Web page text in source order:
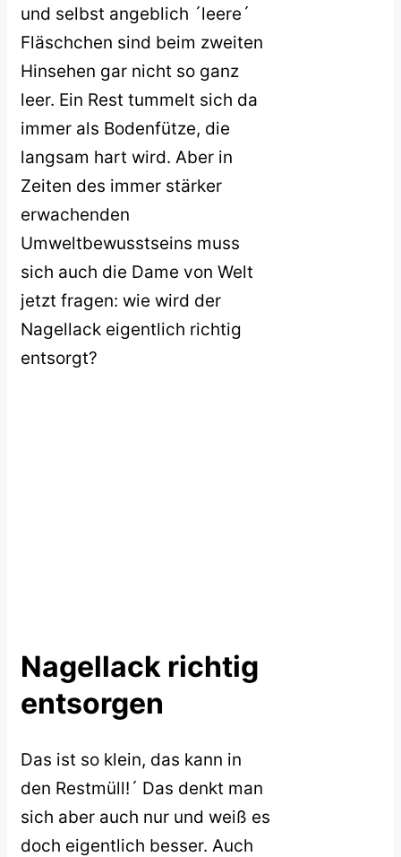
und selbst angeblich ´leere´
Fläschchen sind beim zweiten
Hinsehen gar nicht so ganz
leer. Ein Rest tummelt sich da
immer als Bodenfütze, die
langsam hart wird. Aber in
Zeiten des immer stärker
erwachenden
Umweltbewusstseins muss
sich auch die Dame von Welt
jetzt fragen: wie wird der
Nagellack eigentlich richtig
entsorgt?
Nagellack richtig
entsorgen
Das ist so klein, das kann in
den Restmüll!´ Das denkt man
sich aber auch nur und weiß es
doch eigentlich besser. Auch